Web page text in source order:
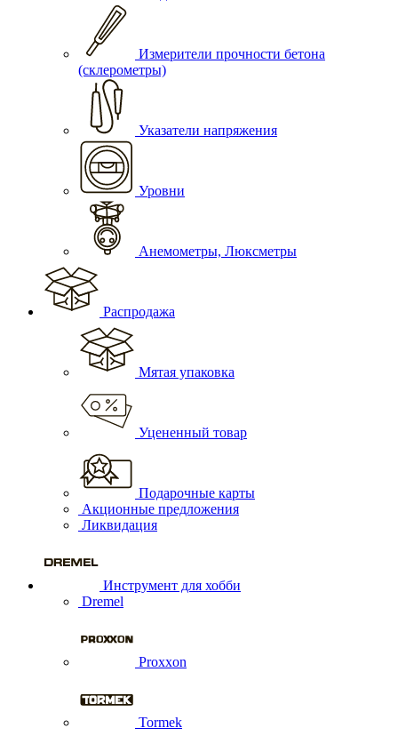
Измерители прочности бетона
(склерометры)
Указатели напряжения
Уровни
Анемометры, Люксметры
Распродажа
Мятая упаковка
Уцененный товар
Подарочные карты
Акционные предложения
Ликвидация
Инструмент для хобби
Dremel
Proxxon
Tormek